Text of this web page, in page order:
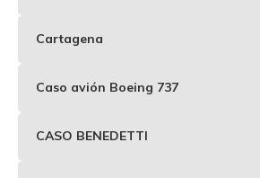
Cartagena
Caso avión Boeing 737
CASO BENEDETTI